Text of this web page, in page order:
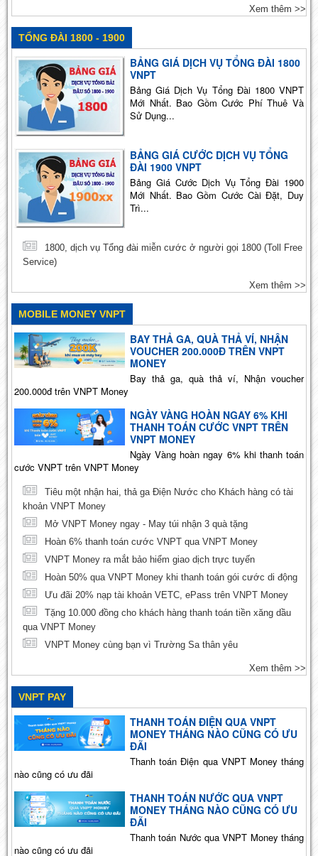
Xem thêm >>
TỔNG ĐÀI 1800 - 1900
BẢNG GIÁ DỊCH VỤ TỔNG ĐÀI 1800
VNPT
Bảng Giá Dịch Vụ Tổng Đài 1800 VNPT
Mới Nhất. Bao Gồm Cước Phí Thuê Và
Sử Dụng...
BẢNG GIÁ CƯỚC DỊCH VỤ TỔNG
ĐÀI 1900 VNPT
Bảng Giá Cước Dịch Vụ Tổng Đài 1900
Mới Nhất. Bao Gồm Cước Cài Đặt, Duy
Trì...
1800, dịch vụ Tổng đài miễn cước ở người gọi 1800 (Toll Free
Service)
Xem thêm >>
MOBILE MONEY VNPT
BAY THẢ GA, QUÀ THẢ VÍ, NHẬN
VOUCHER 200.000Đ TRÊN VNPT
MONEY
Bay thả ga, quà thả ví, Nhận voucher
200.000đ trên VNPT Money
NGÀY VÀNG HOÀN NGAY 6% KHI
THANH TOÁN CƯỚC VNPT TRÊN
VNPT MONEY
Ngày Vàng hoàn ngay 6% khi thanh toán
cước VNPT trên VNPT Money
Tiêu một nhận hai, thả ga Điện Nước cho Khách hàng có tài
khoản VNPT Money
Mở VNPT Money ngay - May túi nhận 3 quà tặng
Hoàn 6% thanh toán cước VNPT qua VNPT Money
VNPT Money ra mắt bảo hiểm giao dịch trực tuyến
Hoàn 50% qua VNPT Money khi thanh toán gói cước di động
Ưu đãi 20% nạp tài khoản VETC, ePass trên VNPT Money
Tặng 10.000 đồng cho khách hàng thanh toán tiền xăng dầu
qua VNPT Money
VNPT Money cùng bạn vì Trường Sa thân yêu
Xem thêm >>
VNPT PAY
THANH TOÁN ĐIỆN QUA VNPT
MONEY THÁNG NÀO CŨNG CÓ ƯU
ĐÃI
Thanh toán Điện qua VNPT Money tháng
nào cũng có ưu đãi
THANH TOÁN NƯỚC QUA VNPT
MONEY THÁNG NÀO CŨNG CÓ ƯU
ĐÃI
Thanh toán Nước qua VNPT Money tháng
nào cũng có ưu đãi